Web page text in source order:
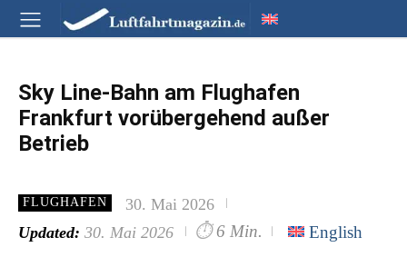
Sky Line-Bahn am Flughafen
Frankfurt vorübergehend außer
Betrieb
FLUGHAFEN
30. Mai 2026
Updated: 30. Mai 2026 ⏱ 6 Min. English